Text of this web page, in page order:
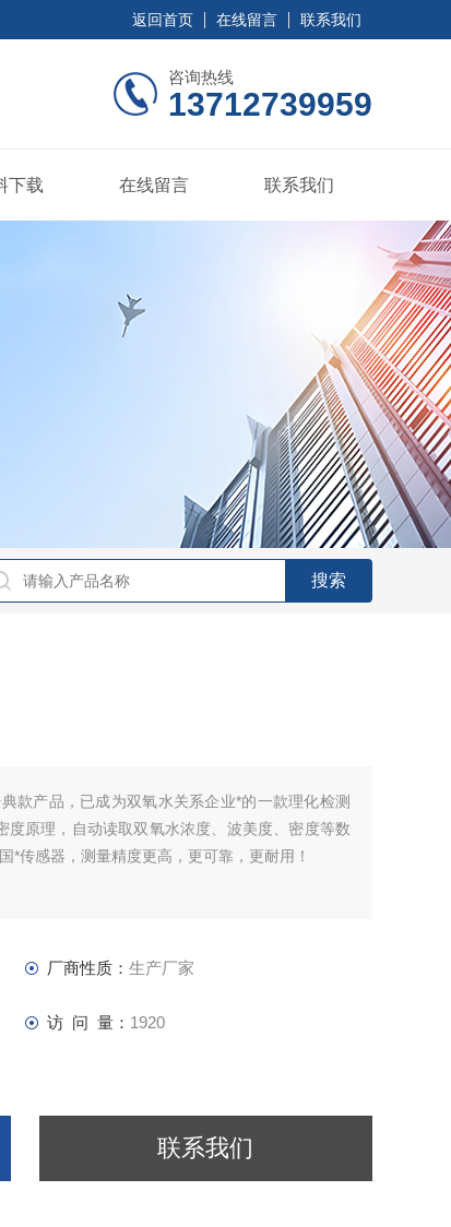
返回首页 在线留言 联系我们
咨询热线
13712739959
下载 在线留言 联系我们
款产品，已成为双氧水关系企业*的一款理化检测
原理，自动读取双氧水浓度、波美度、密度等数
传感器，测量精度更高，更可靠，更耐用！
厂商性质： 生产厂家
访 问 量： 1920
联系我们